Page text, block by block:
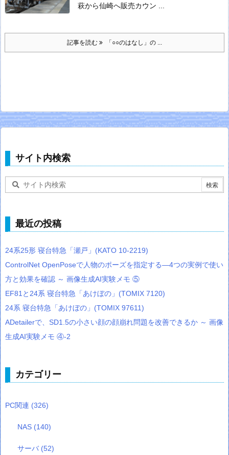
萩から仙崎へ販売カウン ...
記事を読む 「○○のはなし」の ...
サイト内検索
最近の投稿
24系25形 寝台特急「瀬戸」(KATO 10-2219)
ControlNet OpenPoseで人物のポーズを指定する―4つの実例で使い
方と効果を確認 ～ 画像生成AI実験メモ ⑤
EF81と24系 寝台特急「あけぼの」(TOMIX 7120)
24系 寝台特急「あけぼの」(TOMIX 97611)
ADetailerで、SD1.5の小さい顔の顔崩れ問題を改善できるか ～ 画像
生成AI実験メモ ④-2
カテゴリー
PC関連 (326)
NAS (140)
サーバ (52)